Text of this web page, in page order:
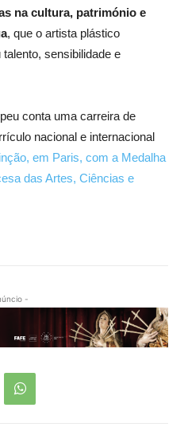
na cultura, património e
, que o artista plástico
sensibilidade e
conta uma carreira de
nacional e internacional
em Paris, com a Medalha
das Artes, Ciências e
-